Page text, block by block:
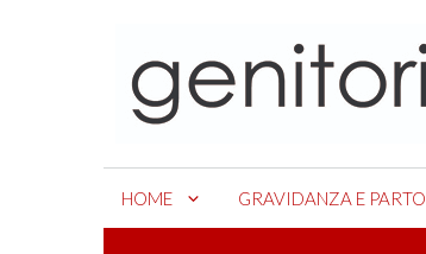
HOME GRAVIDANZA E PARTO